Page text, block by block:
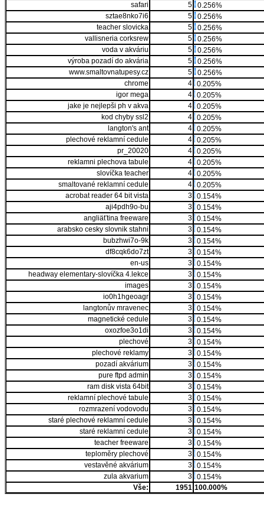
safari
5
0.256%
sztae8nko7i6
5
0.256%
teacher slovicka
5
0.256%
vallisneria corksrew
5
0.256%
voda v akváriu
5
0.256%
výroba pozadí do akvária
5
0.256%
www.smaltovnatupesy.cz
5
0.256%
chrome
4 0.205%
igor mega
4 0.205%
jake je nejlepši ph v akva
4 0.205%
kod chyby ssl2
4 0.205%
langton's ant
4 0.205%
plechové reklamní cedule
4 0.205%
pr_20020
4 0.205%
reklamni plechova tabule
4 0.205%
slovíčka teacher
4 0.205%
smaltované reklamní cedule
4 0.205%
acrobat reader 64 bit vista
3 0.154%
aji4pdh9o-bu
3 0.154%
angliäťtina freeware
3 0.154%
arabsko cesky slovnik stahni
3 0.154%
bubzhwi7o-9k
3 0.154%
df8cqk6do7zt
3 0.154%
en-us
3 0.154%
headway elementary-slovíčka 4.lekce
3 0.154%
images
3 0.154%
io0h1hgeoagr
3 0.154%
langtonův mravenec
3 0.154%
magnetické cedule
3 0.154%
oxozfoe3o1di
3 0.154%
plechové
3 0.154%
plechové reklamy
3 0.154%
pozadí akvárium
3 0.154%
pure ftpd admin
3 0.154%
ram disk vista 64bit
3 0.154%
reklamní plechové tabule
3 0.154%
rozmrazení vodovodu
3 0.154%
staré plechové reklamní cedule
3 0.154%
staré reklamní cedule
3 0.154%
teacher freeware
3 0.154%
teploměry plechové
3 0.154%
vestavěné akvárium
3 0.154%
zula akvarium
3 0.154%
Vše:
1951 100.000%